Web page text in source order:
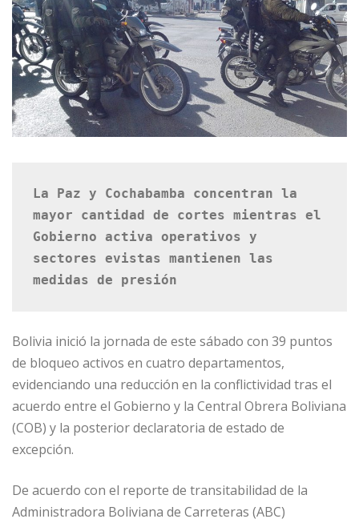
La Paz y Cochabamba concentran la
mayor cantidad de cortes mientras el
Gobierno activa operativos y
sectores evistas mantienen las
medidas de presión
Bolivia inició la jornada de este sábado con 39 puntos
de bloqueo activos en cuatro departamentos,
evidenciando una reducción en la conflictividad tras el
acuerdo entre el Gobierno y la Central Obrera Boliviana
(COB) y la posterior declaratoria de estado de
excepción.
De acuerdo con el reporte de transitabilidad de la
Administradora Boliviana de Carreteras (ABC)